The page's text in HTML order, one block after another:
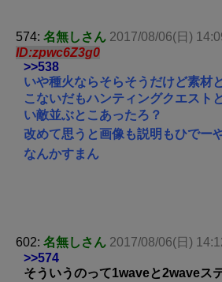
574: 名無しさん 2017/08/06(日)
ID:zpwc6Z3g0
>>538
いや種火ならそらそうだけど素材
こないだもハンティングクエスト
い敵並ぶとこあったろ？
改めて思うと画像も説明もひでー
なんかすまん
602: 名無しさん 2017/08/06(日)
>>574
そういうのって1waveと2waveス